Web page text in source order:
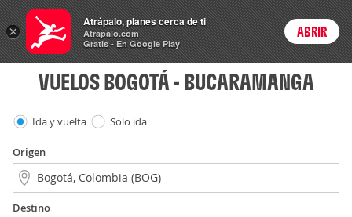
Vuelos Precios enPeso
ARSCambiar moneda
Login
VUELOS BOGOTÁ - BUCARAMANGA
Ida y vuelta Solo ida
Origen
Destino
×
Atrápalo, planes cerca de ti
Atrapalo.com
Gratis - En Google Play
ABRIR